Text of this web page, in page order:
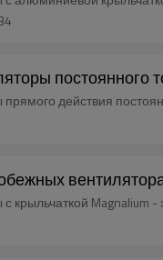
постоянного
действия
крыльчаткой